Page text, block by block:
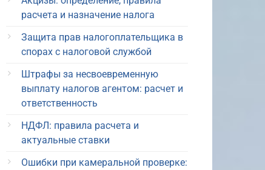
расчета и назначение налога
Защита прав налогоплательщика в
спорах с налоговой службой
Штрафы за несвоевременную
выплату налогов агентом: расчет и
ответственность
НДФЛ: правила расчета и
актуальные ставки
Ошибки при камеральной проверке: